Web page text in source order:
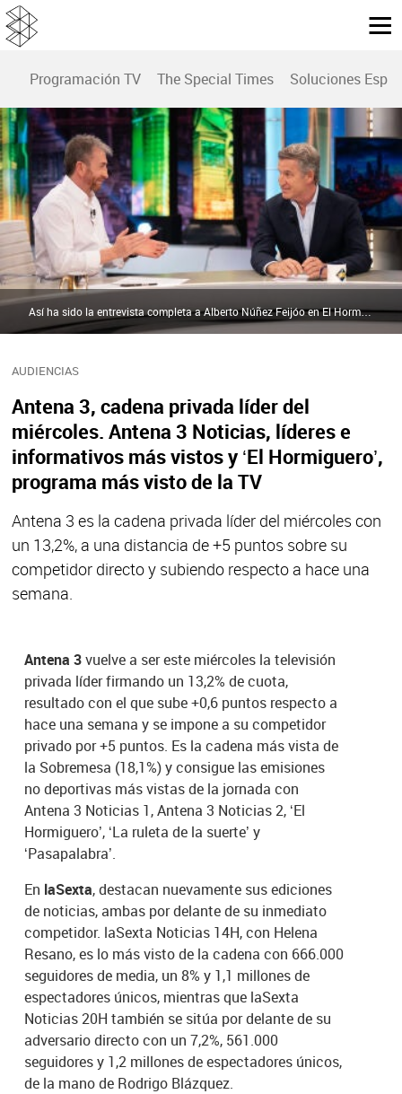
Programación TV The Special Times Soluciones
AUDIENCIAS
Antena 3, cadena privada líder del
miércoles. Antena 3 Noticias, líderes e
informativos más vistos y ‘El Hormiguero’,
programa más visto de la TV
Antena 3 es la cadena privada líder del miércoles con
un 13,2%, a una distancia de +5 puntos sobre su
competidor directo y subiendo respecto a hace una
semana.
Así ha sido la entrevista completa a Alberto Núñez Feijóo en El Hormiguero | atresplayer
Antena 3vuelve a ser este miércoles la televisión
privada líder firmando un 13,2% de cuota,
resultado con el que sube +0,6 puntos respecto a
hace una semana y se impone a su competidor
privado por +5 puntos. Es la cadena más vista de
la Sobremesa (18,1%) y consigue las emisiones
no deportivas más vistas de la jornada con
Antena 3 Noticias 1, Antena 3 Noticias 2, ‘El
Hormiguero’, ‘La ruleta de la suerte’ y
‘Pasapalabra’.
En laSexta, destacan nuevamente sus ediciones
de noticias, ambas por delante de su inmediato
competidor. laSexta Noticias 14H, con Helena
Resano, es lo más visto de la cadena con 666.000
seguidores de media, un 8% y 1,1 millones de
espectadores únicos, mientras que laSexta
Noticias 20H también se sitúa por delante de su
adversario directo con un 7,2%, 561.000
seguidores y 1,2 millones de espectadores únicos,
de la mano de Rodrigo Blázquez.